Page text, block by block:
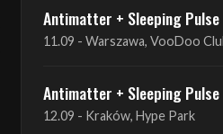
10.09 - Gdańsk, Drizzly Grizzly
11.09 - Warszawa, VooDoo Club